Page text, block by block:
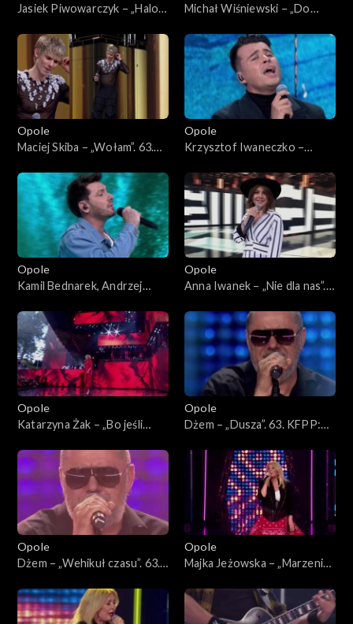
Jasiek Piwowarczyk – „Halo
„Premiery”
Michał Wiśniewski – „Do
Koncert „Premiery”
Opole
Maciej Skiba – „Wołam”. 63.
Opole
Krzysztof Iwaneczko –
Koncert „Premiery”
Opole
Kamil Bednarek, Andrzej
– „Fale”. 63. KFPP: Koncert
„Premiery”
Opole
Anna Iwanek – „Nie dla nas”.
„Premiery”
Opole
Katarzyna Żak – „Bo jeśli
Koncert „Premiery”
Opole
Dżem – „Dusza”. 63. KFPP:
Opole
Dżem – „Wehikuł czasu”. 63.
„SuperJedynki”
Opole
Majka Jeżowska – „Marzenia
mamę”. 63. KFPP: Koncert
„SuperJedynki”